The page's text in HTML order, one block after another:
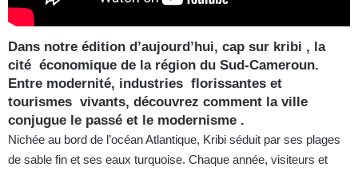
Dans notre édition d’aujourd’hui, cap sur kribi , la
cité économique de la région du Sud-Cameroun.
Entre modernité, industries florissantes et
tourismes vivants, découvrez comment la ville
conjugue le passé et le modernisme .
Nichée au bord de l’océan Atlantique, Kribi séduit par ses plages
de sable fin et ses eaux turquoise. Chaque année, visiteurs et